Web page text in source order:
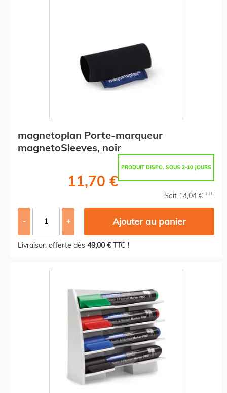
magnetoplan Porte-marqueur
magnetoSleeves, noir
PRODUIT DISPO. SOUS 2-10 JOURS
11,70 €
Soit 14,04 € TTC
- + Ajouter au panier
Livraison offerte dès 49,00 €TTC !